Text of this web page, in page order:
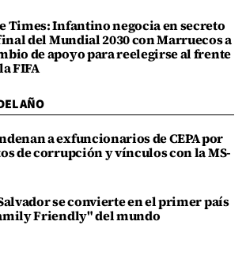
Times: Infantino negocia en secreto
del Mundial 2030 con Marruecos a
de apoyo para reelegirse al frente
FIFA
AÑO
a exfuncionarios de CEPA por
de corrupción y vínculos con la MS-
se convierte en el primer país
Friendly" del mundo